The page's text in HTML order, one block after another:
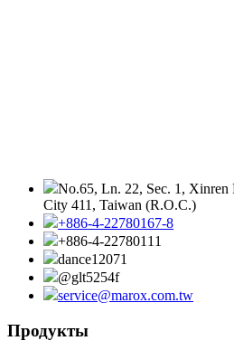
No.65, Ln. 22, Sec. 1,
City 411, Taiwan (R.O.C.)
+886-4-22780167-8
+886-4-22780111
dance12071
@glt5254f
service@marox.com.tw
Продукты